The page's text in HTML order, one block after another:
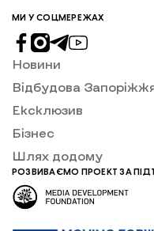
МИ У СОЦМЕРЕЖАХ
Новини
Відбудова
Ексклюзив
Бізнес
Шлях додому
РОЗВИВАЄМО ПРОЕКТ ЗА